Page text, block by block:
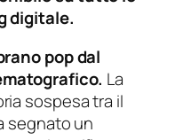
digitale.
pop dal
La
sospesa tra il
segnato un